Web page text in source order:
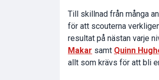
Till skillnad från många
för att scouterna
resultat på nästan varje
Makar samt Quinn
allt som krävs för att bli